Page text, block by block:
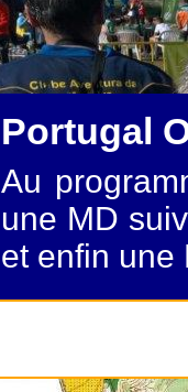
Portugal
Au
une MD
et enfin une